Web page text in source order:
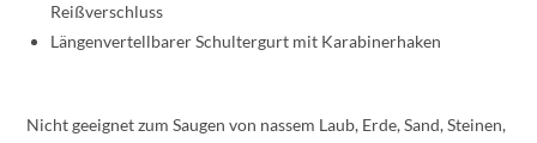
Reißverschluss
Längenvertellbarer Schultergurt mit Karabinerhaken
Nicht geeignet zum Saugen von nassem Laub, Erde, Sand, Steinen,